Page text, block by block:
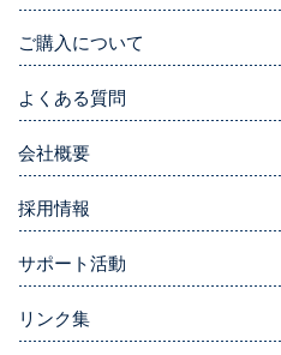
ご購入について
よくある質問
会社概要
採用情報
サポート活動
リンク集